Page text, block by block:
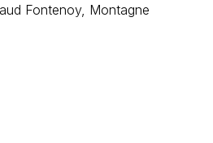
Fontenoy, Montagne